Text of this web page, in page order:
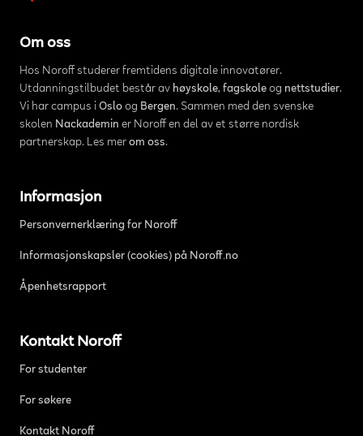
Om oss
Hos Noroff studerer fremtidens digitale innovatører.
Utdanningstilbudet består av høyskole, fagskoleog nettstudier.
Vi har campus i Osloog Bergen. Sammen med den svenske
skolen Nackademin er Noroff en del av et større nordisk
partnerskap. Les mer om oss.
Informasjon
Personvernerklæring for Noroff
Informasjonskapsler (cookies) på Noroff.no
Åpenhetsrapport
Kontakt Noroff
For studenter
For søkere
Kontakt Noroff